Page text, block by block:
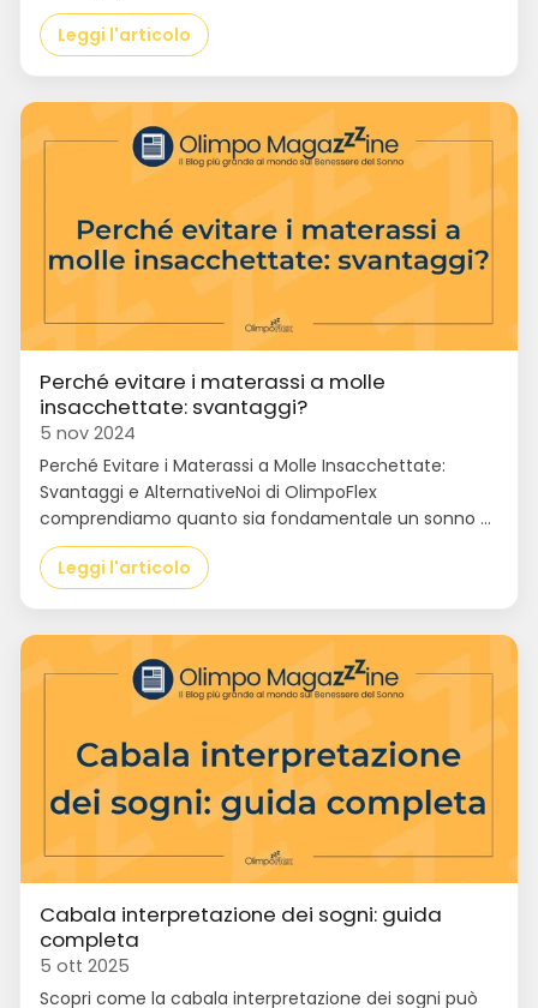
Leggi l'articolo
Perché evitare i materassi a molle
insacchettate: svantaggi?
5 nov 2024
Perché Evitare i Materassi a Molle Insacchettate:
Svantaggi e AlternativeNoi di OlimpoFlex
comprendiamo quanto sia fondamentale un sonno ...
Leggi l'articolo
Cabala interpretazione dei sogni: guida
completa
5 ott 2025
Scopri come la cabala interpretazione dei sogni può